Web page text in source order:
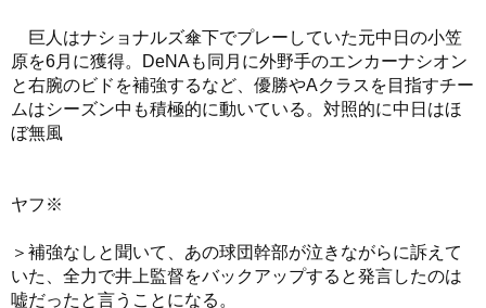
巨人はナショナルズ傘下でプレーしていた元中日の小笠
原を6月に獲得。DeNAも同月に外野手のエンカーナシオン
と右腕のビドを補強するなど、優勝やAクラスを目指すチー
ムはシーズン中も積極的に動いている。対照的に中日はほ
ぼ無風
ヤフ※
＞補強なしと聞いて、あの球団幹部が泣きながらに訴えて
いた、全力で井上監督をバックアップすると発言したのは
嘘だったと言うことになる。